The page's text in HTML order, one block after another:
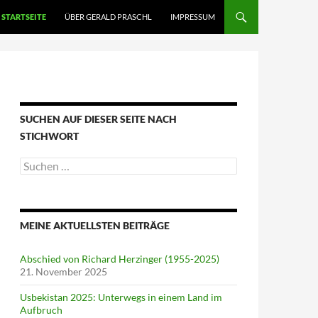
STARTSEITE ÜBER GERALD PRASCHL IMPRESSUM
SUCHEN AUF DIESER SEITE NACH
STICHWORT
Suche
nach:
MEINE AKTUELLSTEN BEITRÄGE
Abschied von Richard Herzinger (1955-2025)
21. November 2025
Usbekistan 2025: Unterwegs in einem Land im
Aufbruch